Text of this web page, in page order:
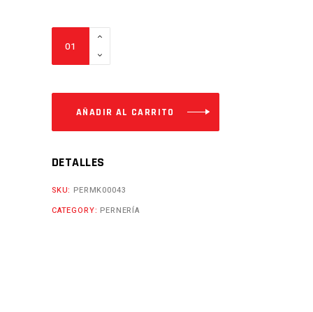
COLEPATO
VINCHA
CantidadAÑADIR AL CARRITO
DETALLES
SKU: PERMK00043
CATEGORY: PERNERÍA